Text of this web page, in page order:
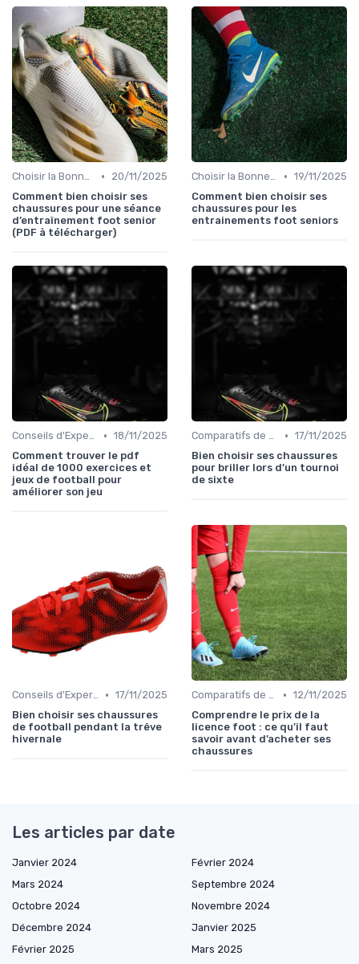
Choisir la Bonne Taille •
20/11/2025
Comment bien choisir ses
chaussures pour une séance
d’entraînement foot senior
(PDF à télécharger)
Choisir la Bonne Taille • 19/11/2025
Comment bien choisir ses
chaussures pour les
entrainements foot seniors
Conseils d'Experts • 18/11/2025
Comment trouver le pdf
idéal de 1000 exercices et
jeux de football pour
améliorer son jeu
Comparatifs de Prix et de Modèles • 17/11/2025
Bien choisir ses chaussures
pour briller lors d’un tournoi
de sixte
Conseils d'Experts • 17/11/2025
Bien choisir ses chaussures
de football pendant la trêve
hivernale
Comparatifs de Prix et de Modèles • 12/11/2025
Comprendre le prix de la
licence foot : ce qu’il faut
savoir avant d’acheter ses
chaussures
Les articles par date
Janvier 2024
Février 2024
Mars 2024
Septembre 2024
Octobre 2024
Novembre 2024
Décembre 2024
Janvier 2025
Février 2025
Mars 2025